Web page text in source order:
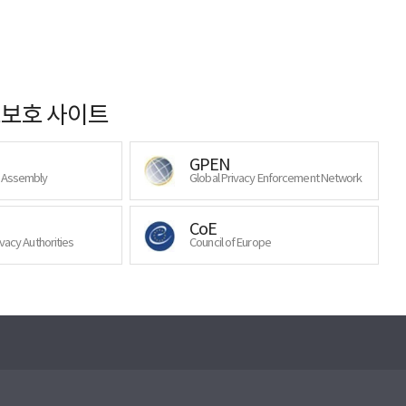
호 사이트
GPEN
Global Privacy Enforcement Network
Authorities
CoE
Council of Europe